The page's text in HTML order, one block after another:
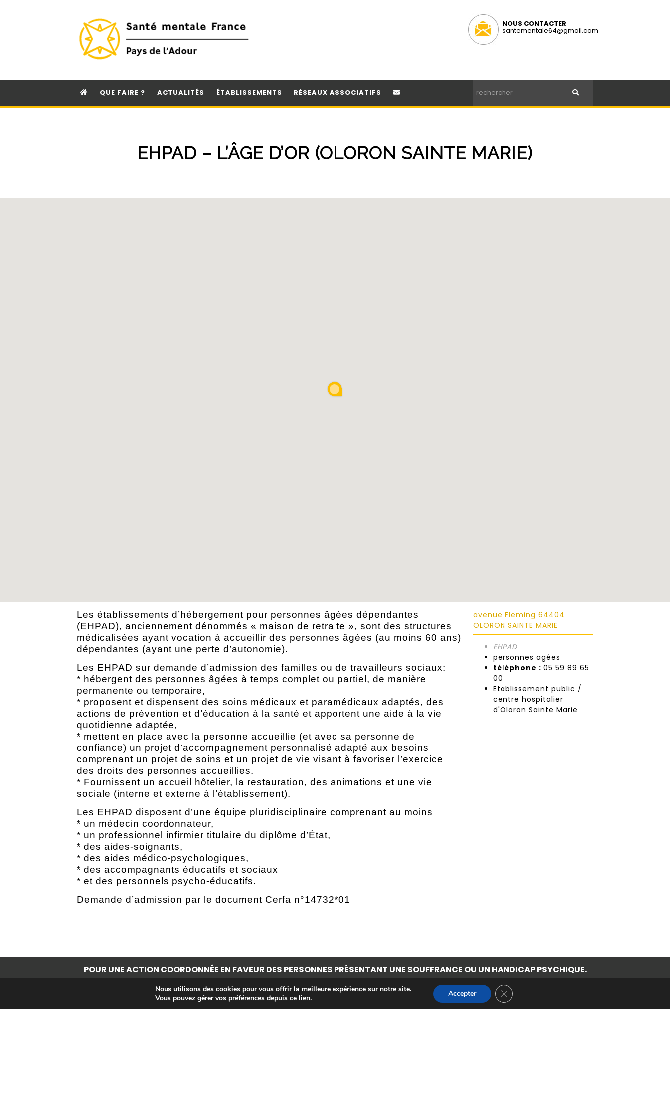
NOUS CONTACTER
santementale64@gmail.com
QUE FAIRE ? ACTUALITÉS ÉTABLISSEMENTS RÉSEAUX ASSOCIATIFS
EHPAD – L’ÂGE D’OR (OLORON SAINTE MARIE)
Les établissements d’hébergement pour personnes âgées dépendantes
(EHPAD), anciennement dénommés « maison de retraite », sont des structures
médicalisées ayant vocation à accueillir des personnes âgées (au moins 60 ans)
dépendantes (ayant une perte d’autonomie).
Les EHPAD sur demande d’admission des familles ou de travailleurs sociaux:
* hébergent des personnes âgées à temps complet ou partiel, de manière
permanente ou temporaire,
* proposent et dispensent des soins médicaux et paramédicaux adaptés, des
actions de prévention et d’éducation à la santé et apportent une aide à la vie
quotidienne adaptée,
* mettent en place avec la personne accueillie (et avec sa personne de
confiance) un projet d’accompagnement personnalisé adapté aux besoins
comprenant un projet de soins et un projet de vie visant à favoriser l’exercice
des droits des personnes accueillies.
* Fournissent un accueil hôtelier, la restauration, des animations et une vie
sociale (interne et externe à l’établissement).
Les EHPAD disposent d’une équipe pluridisciplinaire comprenant au moins
* un médecin coordonnateur,
* un professionnel infirmier titulaire du diplôme d’État,
* des aides-soignants,
* des aides médico-psychologiques,
* des accompagnants éducatifs et sociaux
* et des personnels psycho-éducatifs.
Demande d’admission par le document Cerfa n°14732*01
avenue Fleming 64404
OLORON SAINTE MARIE
EHPAD
personnes agées
téléphone : 05 59 89 65
00
Etablissement public /
centre hospitalier
d'Oloron Sainte Marie
POUR UNE ACTION COORDONNÉE EN FAVEUR DES PERSONNES PRÉSENTANT UNE SOUFFRANCE OU UN HANDICAP PSYCHIQUE.
Nous utilisons des cookies pour vous offrir la meilleure expérience sur notre site.
Vous pouvez gérer vos préférences depuis ce lien. Accepter Fermer la bannière des cookies GDPR